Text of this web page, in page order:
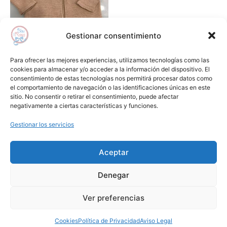
Gestionar consentimiento
Para ofrecer las mejores experiencias, utilizamos tecnologías como las
cookies para almacenar y/o acceder a la información del dispositivo. El
consentimiento de estas tecnologías nos permitirá procesar datos como
el comportamiento de navegación o las identificaciones únicas en este
sitio. No consentir o retirar el consentimiento, puede afectar
negativamente a ciertas características y funciones.
Gestionar los servicios
Aceptar
Denegar
Ver preferencias
CookiesPolítica de PrivacidadAviso Legal
Jerséis , chaquetas y sudaderas
Chaqueta bebe niño larga
ibiza LA MARTINICA
44,40€ 22,20€
Seleccionar opciones
Las
opciones
en
la
página
de
Añadir a lista de deseos
Política de Privacidad
Copyright © 2024 Blauirosa.es | by